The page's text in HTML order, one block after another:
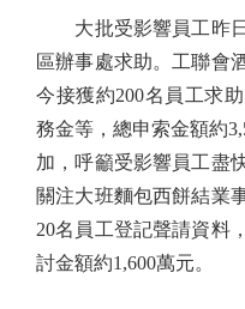
大批受影響員工昨日
區辦事處求助。工聯會
今接獲約200名員工求
務金等，總申索金額約
加，呼籲受影響員工盡
關注大班麵包西餅結業
20名員工登記聲請資料
討金額約1,600萬元。